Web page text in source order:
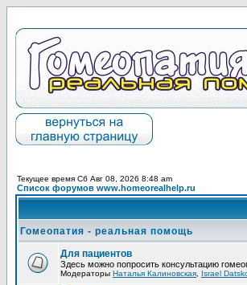
Текущее время Сб Авг 08, 2026 8:48 am
Список форумов www.homeorealhelp.ru
Гомеопатия - реальная помощь
Для пациентов
Здесь можно попросить консультацию
Модераторы Наталья Калиновская Israel